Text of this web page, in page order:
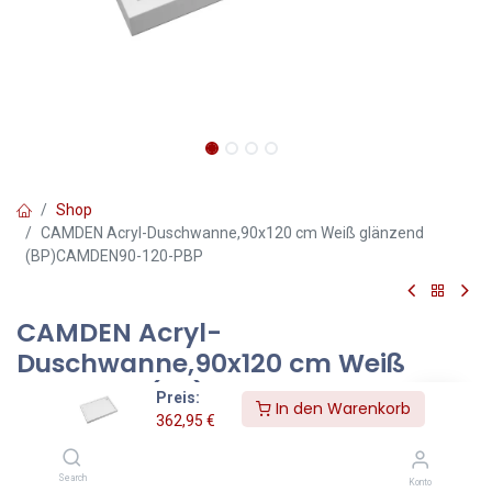
Preis:
362,95 €
In den Warenkorb
Search Konto
Shop
CAMDEN Acryl-Duschwanne,90x120 cm Weiß glänzend
(BP)CAMDEN90-120-PBP
CAMDEN Acryl-
Duschwanne,90x120 cm Weiß
glänzend (BP)CAMDEN90-120-PBP
CAMDEN | Acryl-Duschwanne,90x120 cm
Farbe: Weiß glänzend (BP)